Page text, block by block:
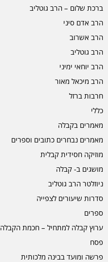
ברכת שלום – הרב גוטליב
הרב אדם סיני
הרב אשרוב
הרב גוטליב
הרב יוחאי ימיני
הרב מיכאל מאור
חרבות ברזל
כללי
מאמרים בקבלה
מאמרים נבחרים כתובים וספרים
מוזיקה חסידית קבלית
מושגים ב- קבלה
ניוזלטר הרב גוטליב
סדרות שיעורים לצפייה
ספרים
ערוץ קבלה למתחיל – חכמת הקבלה
פסח
פרשה ומועד בבינה מלכותית